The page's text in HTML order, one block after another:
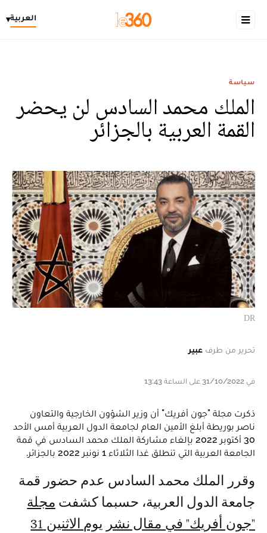
العربية▾
سياسة
الملك محمد السادس لن يحضر
القمة العربية بالجزائر
DR
تحرير من طرف عبير
في 31/10/2022 على الساعة 13:43
ذكرت مجلة "جون أفريك" أن وزير الشؤون الخارجية والتعاون
ناصر بوريطة أبلغ الأمين العام لجامعة الدول العربية أمس الأحد
30 أكتوبر 2022 بإلغاء مشاركة الملك محمد السادس في قمة
الجامعة العربية التي تنطلق غدا الثلاثاء 1 نونبر 2022 بالجزائر.
وقرر الملك محمد السادس عدم حضور قمة
جامعة الدول العربية، حسبما كشفت مجلة
"جون أفريك" في مقال نشر يوم الاثنين 31